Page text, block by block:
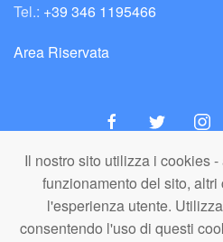
Il nostro sito utilizza i cookies
funzionamento del sito,
l'esperienza utente.
consentendo l'uso di questi
Tel.: +39 346 1195466
Area Riservata
italiaNATURISTA
Editore e Redazione
A.N.ITA. Associazione
C.F. 80203710159